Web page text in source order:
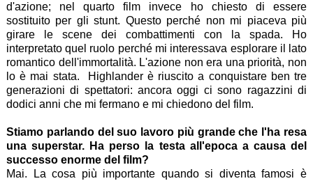
d'azione; nel quarto film invece ho chiesto di essere
sostituito per gli stunt. Questo perché non mi piaceva più
girare le scene dei combattimenti con la spada. Ho
interpretato quel ruolo perché mi interessava esplorare il lato
romantico dell'immortalità. L'azione non era una priorità, non
lo è mai stata. Highlander è riuscito a conquistare ben tre
generazioni di spettatori: ancora oggi ci sono ragazzini di
dodici anni che mi fermano e mi chiedono del film.
Stiamo parlando del suo lavoro più grande che l'ha resa
una superstar. Ha perso la testa all'epoca a causa del
successo enorme del film?
Mai. La cosa più importante quando si diventa famosi è